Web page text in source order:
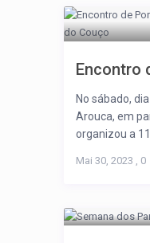
Encontro
No sábado,
Arouca, em
organizou a
Mai 30, 2023 , 0